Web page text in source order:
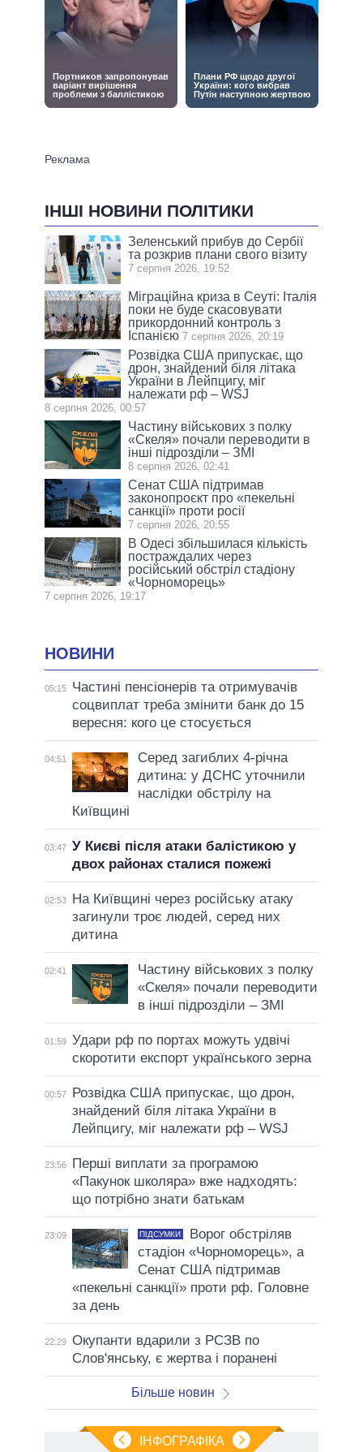
ІНШІ НОВИНИ ПОЛІТИКИ
Зеленський прибув до Сербії
та розкрив плани свого візиту
7 серпня 2026, 19:52
Міграційна криза в Сеуті: Італія
поки не буде скасовувати
прикордонний контроль з
Іспанією 7 серпня 2026, 20:19
Розвідка США припускає, що
дрон, знайдений біля літака
України в Лейпцигу, міг
належати рф – WSJ
8 серпня 2026, 00:57
Частину військових з полку
«Скеля» почали переводити в
інші підрозділи – ЗМІ
8 серпня 2026, 02:41
Сенат США підтримав
законопроєкт про «пекельні
санкції» проти росії
7 серпня 2026, 20:55
В Одесі збільшилася кількість
постраждалих через
російський обстріл стадіону
«Чорноморець»
7 серпня 2026, 19:17
НОВИНИ
05:15
Частині пенсіонерів та отримувачів
соцвиплат треба змінити банк до 15
вересня: кого це стосується
04:51
Серед загиблих 4-річна
дитина: у ДСНС уточнили
наслідки обстрілу на
Київщині
03:47 У Києві після атаки балістикою у
двох районах сталися пожежі
02:53
На Київщині через російську атаку
загинули троє людей, серед них
дитина
02:41
Частину військових з полку
«Скеля» почали переводити
в інші підрозділи – ЗМІ
01:59 Удари рф по портах можуть удвічі
скоротити експорт українського зерна
00:57
Розвідка США припускає, що дрон,
знайдений біля літака України в
Лейпцигу, міг належати рф – WSJ
23:56
Перші виплати за програмою
«Пакунок школяра» вже надходять:
що потрібно знати батькам
23:09 ПІДСУМКИ
Ворог обстріляв
стадіон «Чорноморець», а
Сенат США підтримав
«пекельні санкції» проти рф. Головне
за день
22:29 Окупанти вдарили з РСЗВ по
Слов'янську, є жертва і поранені
Більше новин
ІНФОГРАФІКА